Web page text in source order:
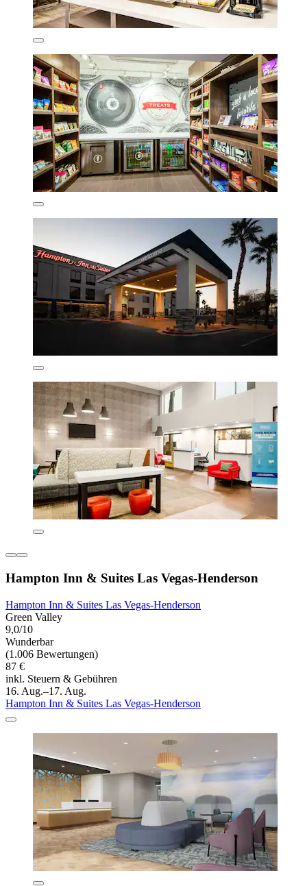
Hampton Inn & Suites Las Vegas-Henderson
Hampton Inn & Suites Las Vegas-Henderson
Green Valley
9,0/10
Wunderbar
(1.006 Bewertungen)
87 €
inkl. Steuern & Gebühren
16. Aug.–17. Aug.
Hampton Inn & Suites Las Vegas-Henderson